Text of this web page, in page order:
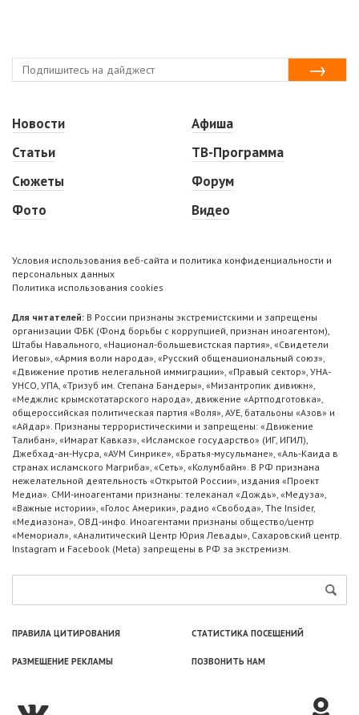
Новости
Статьи
Сюжеты
Фото
Афиша
ТВ-Программа
Форум
Видео
Условия использования веб-сайта и политика конфиденциальности и
персональных данных
Политика использования cookies
Для читателей: В России признаны экстремистскими и запрещены
организации ФБК (Фонд борьбы с коррупцией, признан иноагентом),
Штабы Навального, «Национал-большевистская партия», «Свидетели
Иеговы», «Армия воли народа», «Русский общенациональный союз»,
«Движение против нелегальной иммиграции», «Правый сектор», УНА-
УНСО, УПА, «Тризуб им. Степана Бандеры», «Мизантропик дивижн»,
«Меджлис крымскотатарского народа», движение «Артподготовка»,
общероссийская политическая партия «Воля», АУЕ, батальоны «Азов» и
«Айдар». Признаны террористическими и запрещены: «Движение
Талибан», «Имарат Кавказ», «Исламское государство» (ИГ, ИГИЛ),
Джебхад-ан-Нусра, «АУМ Синрике», «Братья-мусульмане», «Аль-Каида в
странах исламского Магриба», «Сеть», «Колумбайн». В РФ признана
нежелательной деятельность «Открытой России», издания «Проект
Медиа». СМИ-иноагентами признаны: телеканал «Дождь», «Медуза»,
«Важные истории», «Голос Америки», радио «Свобода», The Insider,
«Медиазона», ОВД-инфо. Иноагентами признаны общество/центр
«Мемориал», «Аналитический Центр Юрия Левады», Сахаровский центр.
Instagram и Facebook (Metа) запрещены в РФ за экстремизм.
ПРАВИЛА ЦИТИРОВАНИЯ СТАТИСТИКА ПОСЕЩЕНИЙ
РАЗМЕЩЕНИЕ РЕКЛАМЫ ПОЗВОНИТЬ НАМ